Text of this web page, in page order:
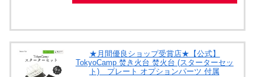
★月間優良ショップ受賞店★【公式】
TokyoCamp 焚き火台 焚火台 (スターターセッ
ト) プレート オプションパーツ 付属